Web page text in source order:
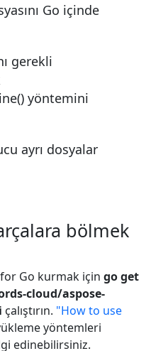
Go içinde
gerekli
yöntemini
ayrı dosyalar
bölmek
Go kurmak için go get
cloud/aspose-
çalıştırın. "How to use
yöntemleri
edinebilirsiniz.